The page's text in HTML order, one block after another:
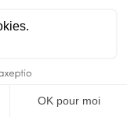
ALBON